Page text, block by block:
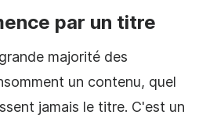
par un titre
majorité des
un contenu, quel
jamais le titre. C'est un